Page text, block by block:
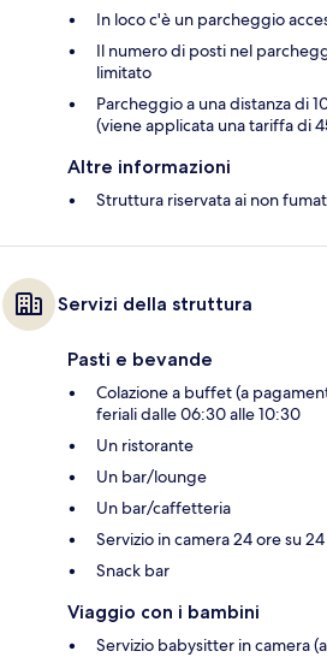
In loco c'è un parcheggio
Il numero di posti nel
limitato
Parcheggio a una distanza di
(viene applicata una tariffa di
Altre informazioni
Struttura riservata ai non
Servizi della struttura
Pasti e bevande
Colazione a buffet (a
feriali dalle 06:30 alle 10:30
Un ristorante
Un bar/lounge
Un bar/caffetteria
Servizio in camera 24 ore su 24
Snack bar
Viaggio con i bambini
Servizio babysitter in camera